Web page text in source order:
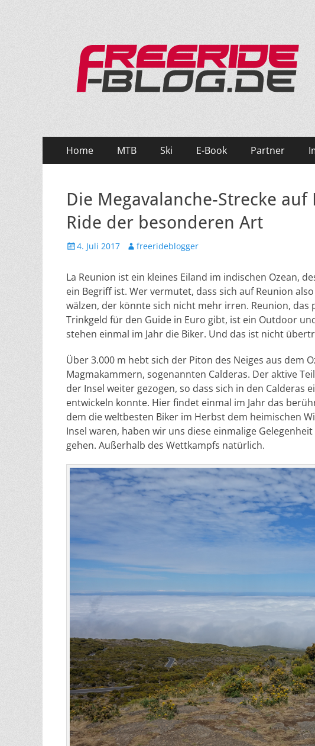
Primäres
Menü
Inhalt
Home MTB Ski E-Book Partner
Die Megavalanche-Strecke
Ride der besonderen Art
Veröffentlicht
4. Juli 2017 Autorfreerideblogger
La Reunion ist ein kleines Eiland im indischen Ozean,
ein Begriff ist. Wer vermutet, dass sich auf Reunion
wälzen, der könnte sich nicht mehr irren. Reunion,
Trinkgeld für den Guide in Euro gibt, ist ein Outdoor
stehen einmal im Jahr die Biker. Und das ist nicht
Über 3.000 m hebt sich der Piton des Neiges aus dem
Magmakammern, sogenannten Calderas. Der aktive
der Insel weiter gezogen, so dass sich in den Calderas
entwickeln konnte. Hier findet einmal im Jahr das
dem die weltbesten Biker im Herbst dem heimischen
Insel waren, haben wir uns diese einmalige
gehen. Außerhalb des Wettkampfs natürlich.